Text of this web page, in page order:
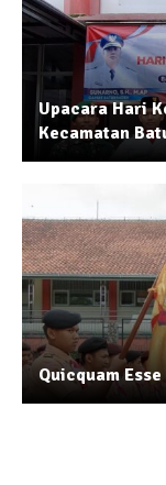
Upacara Hari
Kecamatan
Quicquam